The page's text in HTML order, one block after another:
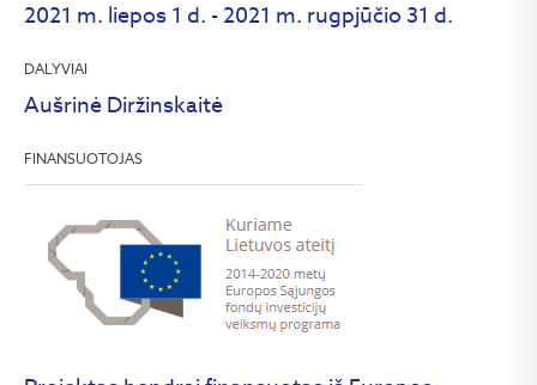
2021 m. liepos 1 d. - 2021 m. rugpjūčio 31 d.
DALYVIAI
Aušrinė Diržinskaitė
FINANSUOTOJAS